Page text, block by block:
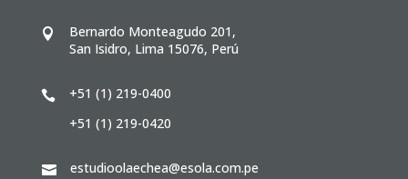

Bernardo Monteagudo 201,
San Isidro, Lima 15076, Perú

+51 (1) 219-0400
+51 (1) 219-0420
 estudioolaechea@esola.com.pe